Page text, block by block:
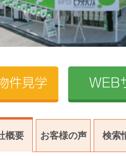
概要 お客様の声 検索